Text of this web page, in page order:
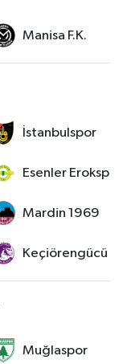
Manisa F.K.
İstanbulspor
Esenler Erokspor
Mardin 1969
Keçiörengücü
Muğlaspor